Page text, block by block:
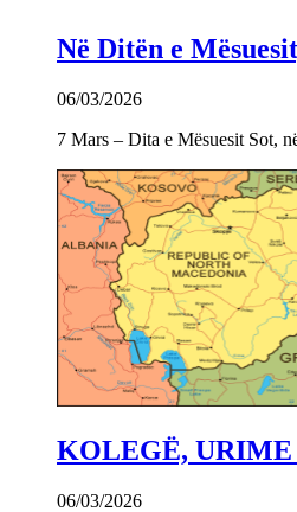
Në Ditën e
06/03/2026
7 Mars – Dita e Mësuesit Sot,
KOLEGË, URIME
06/03/2026